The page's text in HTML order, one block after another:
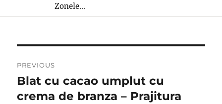
Zonele...
navigation
PREVIOUS
Previous
post:
Blat cu cacao umplut cu
crema de branza – Prajitura